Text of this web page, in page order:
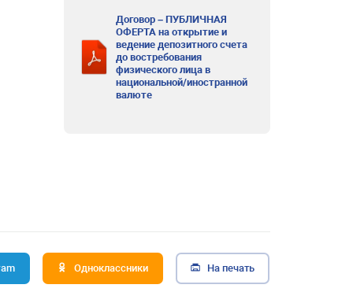
Договор – ПУБЛИЧНАЯ
ОФЕРТА на открытие и
ведение депозитного счета
до востребования
физического лица в
национальной/иностранной
валюте
Одноклассники На печать